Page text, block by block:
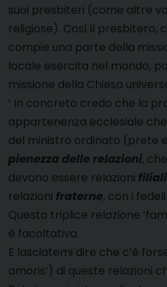
suoi presbiteri (come altre
religiose). Così il presbitero,
compie una parte della
locale esercita nel mondo,
missione della Chiesa
‘ In concreto credo che la
appartenenza ecclesiale
del ministro ordinato (prete
pienezza delle relazioni,
devono essere relazioni filiali
relazioni fraterne, con i
Questa triplice relazione
è facoltativa.
E lasciatemi dire che c’è
amoris’) di queste relazioni